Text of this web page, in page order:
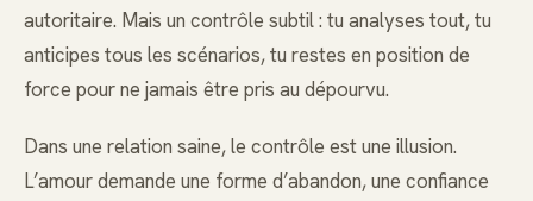
autoritaire. Mais un contrôle subtil : tu analyses tout, tu
anticipes tous les scénarios, tu restes en position de
force pour ne jamais être pris au dépourvu.
Dans une relation saine, le contrôle est une illusion.
L’amour demande une forme d’abandon, une confiance